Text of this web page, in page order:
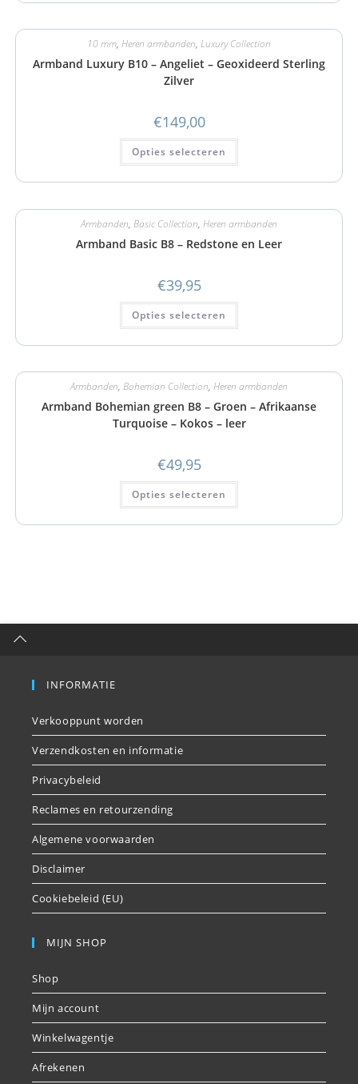
10 mm, Heren armbanden, Luxury Collection
Armband Luxury B10 – Angeliet – Geoxideerd Sterling
Zilver
€149,00
Opties selecteren
Armbanden, Basic Collection, Heren armbanden
Armband Basic B8 – Redstone en Leer
€39,95
Opties selecteren
Armbanden, Bohemian Collection, Heren armbanden
Armband Bohemian green B8 – Groen – Afrikaanse
Turquoise – Kokos – leer
€49,95
Opties selecteren
INFORMATIE
Verkooppunt worden
Verzendkosten en informatie
Privacybeleid
Reclames en retourzending
Algemene voorwaarden
Disclaimer
Cookiebeleid (EU)
MIJN SHOP
Shop
Mijn account
Winkelwagentje
Afrekenen